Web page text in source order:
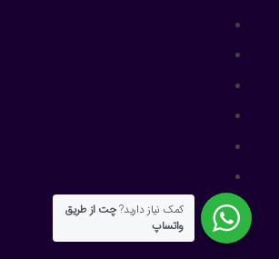
کمک نیاز دارید?چت از طریق
واتساپ